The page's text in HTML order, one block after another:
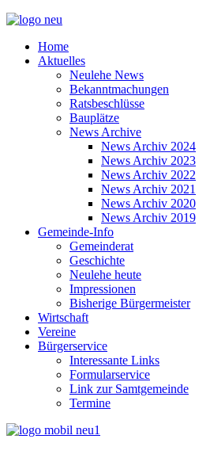
Home
Aktuelles
Neulehe News
Bekanntmachungen
Ratsbeschlüsse
Bauplätze
News Archive
News Archiv 2024
News Archiv 2023
News Archiv 2022
News Archiv 2021
News Archiv 2020
News Archiv 2019
Gemeinde-Info
Gemeinderat
Geschichte
Neulehe heute
Impressionen
Bisherige Bürgermeister
Wirtschaft
Vereine
Bürgerservice
Interessante Links
Formularservice
Link zur Samtgemeinde
Termine